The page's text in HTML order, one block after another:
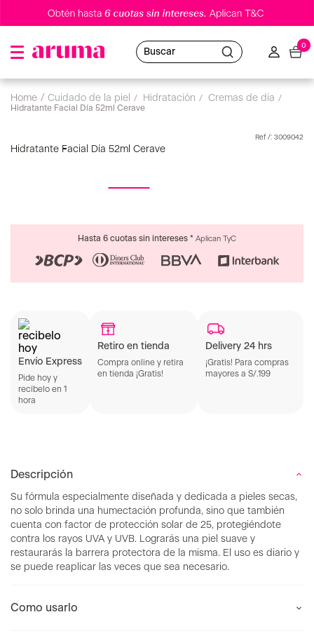
Buscar
0
cuidado de la piel hidratación cremas de día
Hidratante Facial Día 52ml Cerave
: 3009042
Hidratante Facial Día 52ml Cerave
Hasta 6 cuotas sin intereses * Aplican TyC
Envío Express
Pide hoy y
recíbelo en 1
hora
Retiro en tienda
Compra online y retira
en tienda ¡Gratis!
Delivery 24 hrs
¡Gratis! Para compras
mayores a S/.199
Descripción
Su fórmula especialmente diseñada y dedicada a pieles secas,
no solo brinda una humectación profunda, sino que también
cuenta con factor de protección solar de 25, protegiéndote
contra los rayos UVA y UVB. Lograrás una piel suave y
restaurarás la barrera protectora de la misma. El uso es diario y
se puede reaplicar las veces que sea necesario.
Como usarlo